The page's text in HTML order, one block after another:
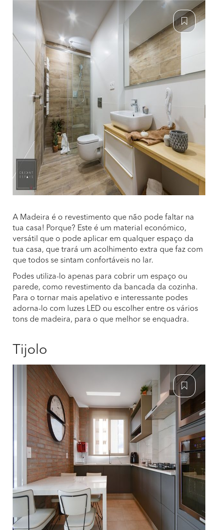
A Madeira é o revestimento que não pode faltar na
tua casa! Porque? Este é um material económico,
versátil que o pode aplicar em qualquer espaço da
tua casa, que trará um acolhimento extra que faz com
que todos se sintam confortáveis no lar.
Podes utiliza-lo apenas para cobrir um espaço ou
parede, como revestimento da bancada da cozinha.
Para o tornar mais apelativo e interessante podes
adorna-lo com luzes LED ou escolher entre os vários
tons de madeira, para o que melhor se enquadra.
Tijolo